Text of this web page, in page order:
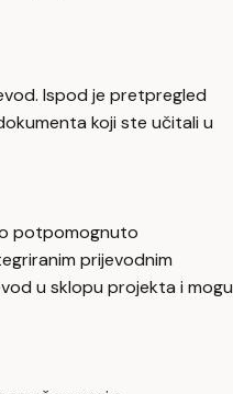
Ispod je pretpregled
koji ste učitali u
potpomognuto
prijevodnim
u sklopu projekta i mogu